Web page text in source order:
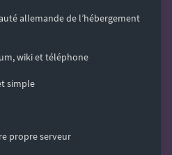
allemande de l’hébergement
wiki et téléphone
simple
propre serveur